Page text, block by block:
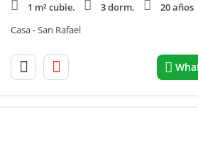
1 m² cubie.
3 dorm.
20 años
Casa - San Rafael